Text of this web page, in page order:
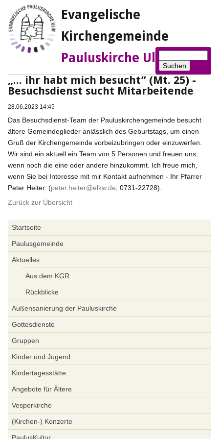
Evangelische
Kirchengemeinde
Pauluskirche Ulm
Suchen
„... ihr habt mich besucht” (Mt. 25) -
Besuchsdienst sucht Mitarbeitende
28.06.2023 14:45
Das Besuchsdienst-Team der Pauluskirchengemeinde besucht
ältere Gemeindeglieder anlässlich des Geburtstags, um einen
Gruß der Kirchengemeinde vorbeizubringen oder einzuwerfen.
Wir sind ein aktuell ein Team von 5 Personen und freuen uns,
wenn noch die eine oder andere hinzukommt. Ich freue mich,
wenn Sie bei Interesse mit mir Kontakt aufnehmen - Ihr Pfarrer
Peter Heiter. (peter.heiter@elkw.de; 0731-22728).
Zurück zur Übersicht
überspringen
Startseite
Paulusgemeinde
Aktuelles
Aus dem KGR
Rückblicke
Außensanierung der Pauluskirche
Gottesdienste
Gruppen
Kinder und Jugend
Kindertagesstätte
Angebote für Ältere
Vesperkirche
(Kirchen-) Konzerte